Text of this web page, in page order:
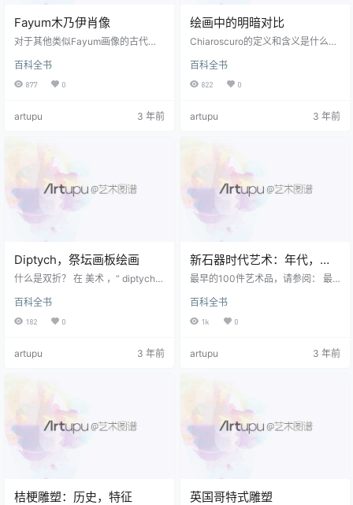
Fayum木乃伊肖像
对于其他类似Fayum画像的古代艺
00年-公元450年）。 什么是Fayu
m妈咪肖像？ 在 埃及艺术 ，“ Fayu
出来的，其历史可追溯至 希腊希腊
m和Antinoopolis附近…
百科全书
877 0
artupu 3 年前
绘画中的明暗对比
Chiaroscuro的定义和含义是什么？
明暗对比 ”（意为“明暗”；意为“克莱
尔暗淡”）描述了绘画，素描或版画
维形式的幻觉。 关键是，只有在有
维外观，而这些物体或图形迄今只
能检测到比周围环境稍暗的斑
点。）而且，…
百科全书
822 0
artupu 3 年前
Diptych，祭坛画板绘画
什么是双折？ 在 美术 ，“ diptych”
个）+ ptyche （折叠）-通常描述一
对由木头（有时覆盖有蜡）或更少
量的象牙制成的，由铰链连接在一
修 基督教艺术 ，有时会变成 祭坛
如较大的三面板格式流行（ 三联 ）
或多面板格式（…
百科全书
182 0
artupu 3 年前
新石器时代艺术：年代，类
型，特征
最早的100件艺术品，请参阅： 最
器时代的艺术？ （定义） 在 史前艺
术 ，“新石器时代的艺术”一词描述
了由社会创造的所有手工艺品，这
农牧业的半游牧生活方式。 因此，
不同的方式表现出来 艺术类型 ，包
括史前雕刻和手工模具，以及各种
流动艺…
百科全书
1k 0
artupu 3 年前
桔梗雕塑：历史，特征 英国哥特式雕塑